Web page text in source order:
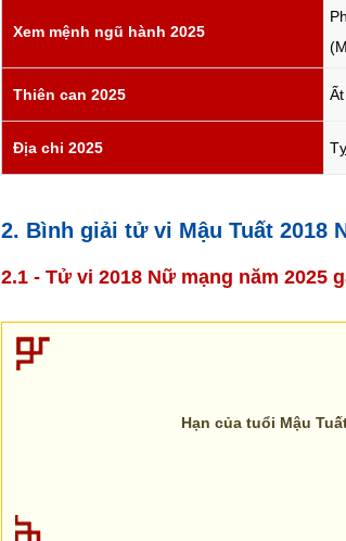
Xem mệnh ngũ hành 2025
Thiên can 2025 Ất
Địa chi 2025 Tỵ
2. Bình giải tử vi Mậu Tuất 2018
2.1 - Tử vi 2018 Nữ mạng năm 2025
Hạn của tuổi Mậu